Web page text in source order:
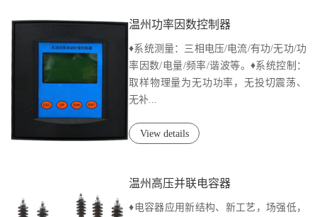
温州功率因数控制器
♦系统测量：三相电压/电流/有功/无功/功
率因数/电量/频率/谐波等。♦系统控制：
取样物理量为无功功率，无投切震荡、
无补...
View details
温州高压并联电容器
♦电容器应用新结构、新工艺，场强低，